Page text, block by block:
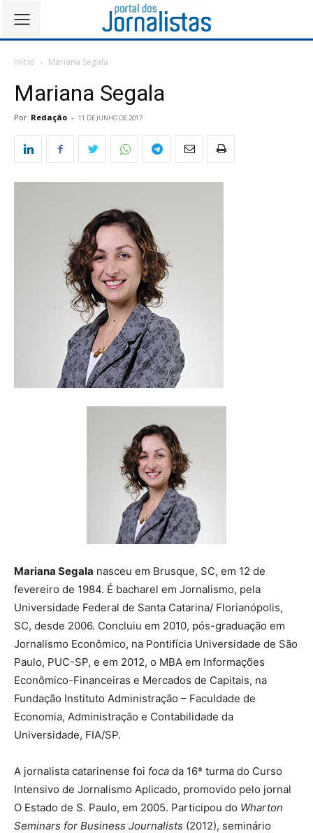
Início Mariana Segala
Mariana Segala
Por Redação - 11 DE JUNHO DE 2017
Mariana Segala nasceu em Brusque, SC, em 12 de
fevereiro de 1984. É bacharel em Jornalismo, pela
Universidade Federal de Santa Catarina/ Florianópolis,
SC, desde 2006. Concluiu em 2010, pós-graduação em
Jornalismo Econômico, na Pontifícia Universidade de São
Paulo, PUC-SP, e em 2012, o MBA em Informações
Econômico-Financeiras e Mercados de Capitais, na
Fundação Instituto Administração – Faculdade de
Economia, Administração e Contabilidade da
Universidade, FIA/SP.
A jornalista catarinense foi foca da 16ª turma do Curso
Intensivo de Jornalismo Aplicado, promovido pelo jornal
O Estado de S. Paulo, em 2005. Participou do Wharton
Seminars for Business Journalists (2012), seminário